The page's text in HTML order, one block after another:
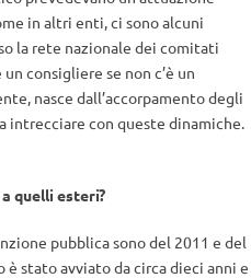
in altri enti, ci sono alcuni
la rete nazionale dei comitati
consigliere se non c’è un
nasce dall’accorpamento degli
intrecciare con queste dinamiche.
quelli esteri?
pubblica sono del 2011 e del
stato avviato da circa dieci anni e